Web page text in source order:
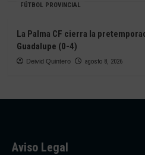
FÚTBOL PROVINCIAL
La Palma CF cierra la
Guadalupe (0-4)
Deivid Quintero agosto 8, 2026
Aviso Legal